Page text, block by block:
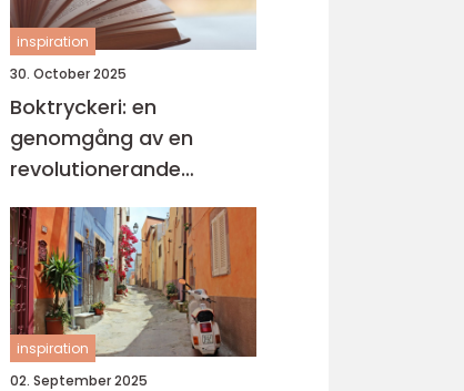
inspiration
30. October 2025
Boktryckeri: en
genomgång av en
revolutionerande
teknologi
inspiration
02. September 2025